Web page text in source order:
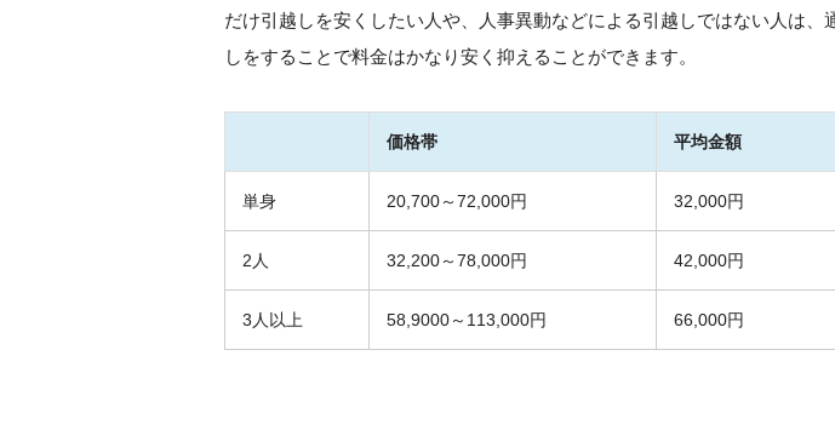
だけ引越しを安くしたい人や、人事異動などによる引越しではない人は、
しをすることで料金はかなり安く抑えることができます。
価格帯 平均金額
単身 20,700～72,000円 32,000円
2人 32,200～78,000円 42,000円
3人以上 58,9000～113,000円 66,000円